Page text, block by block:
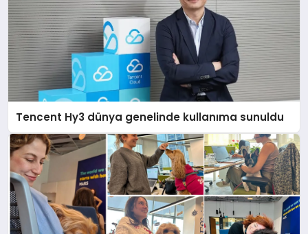
Tencent Hy3 dünya genelinde kullanıma sunuldu